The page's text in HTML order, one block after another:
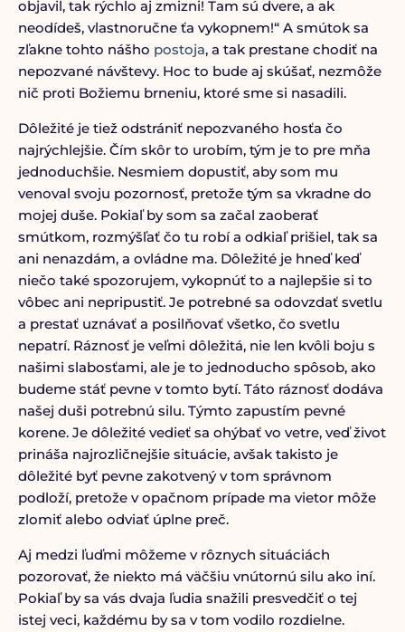
objavil, tak rýchlo aj zmizni! Tam sú dvere, a ak
neodídeš, vlastnoručne ťa vykopnem!“ A smútok sa
zľakne tohto nášho postoja, a tak prestane chodiť na
nepozvané návštevy. Hoc to bude aj skúšať, nezmôže
nič proti Božiemu brneniu, ktoré sme si nasadili.
Dôležité je tiež odstrániť nepozvaného hosťa čo
najrýchlejšie. Čím skôr to urobím, tým je to pre mňa
jednoduchšie. Nesmiem dopustiť, aby som mu
venoval svoju pozornosť, pretože tým sa vkradne do
mojej duše. Pokiaľ by som sa začal zaoberať
smútkom, rozmýšľať čo tu robí a odkiaľ prišiel, tak sa
ani nenazdám, a ovládne ma. Dôležité je hneď keď
niečo také spozorujem, vykopnúť to a najlepšie si to
vôbec ani nepripustiť. Je potrebné sa odovzdať svetlu
a prestať uznávať a posilňovať všetko, čo svetlu
nepatrí. Ráznosť je veľmi dôležitá, nie len kvôli boju s
našimi slabosťami, ale je to jednoducho spôsob, ako
budeme stáť pevne v tomto bytí. Táto ráznosť dodáva
našej duši potrebnú silu. Týmto zapustím pevné
korene. Je dôležité vedieť sa ohýbať vo vetre, veď život
prináša najrozličnejšie situácie, avšak takisto je
dôležité byť pevne zakotvený v tom správnom
podloží, pretože v opačnom prípade ma vietor môže
zlomiť alebo odviať úplne preč.
Aj medzi ľuďmi môžeme v rôznych situáciách
pozorovať, že niekto má väčšiu vnútornú silu ako iní.
Pokiaľ by sa vás dvaja ľudia snažili presvedčiť o tej
istej veci, každému by sa v tom vodilo rozdielne.